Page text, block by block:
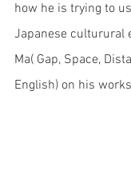
how he is trying to
Japanese culturural
Ma( Gap, Space,
English) on his